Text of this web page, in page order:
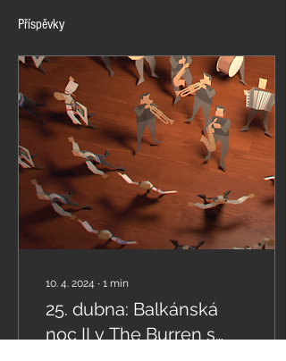
Příspěvky
10. 4. 2024 ∙ 1 min
25. dubna: Balkánská
noc II v The Burren s